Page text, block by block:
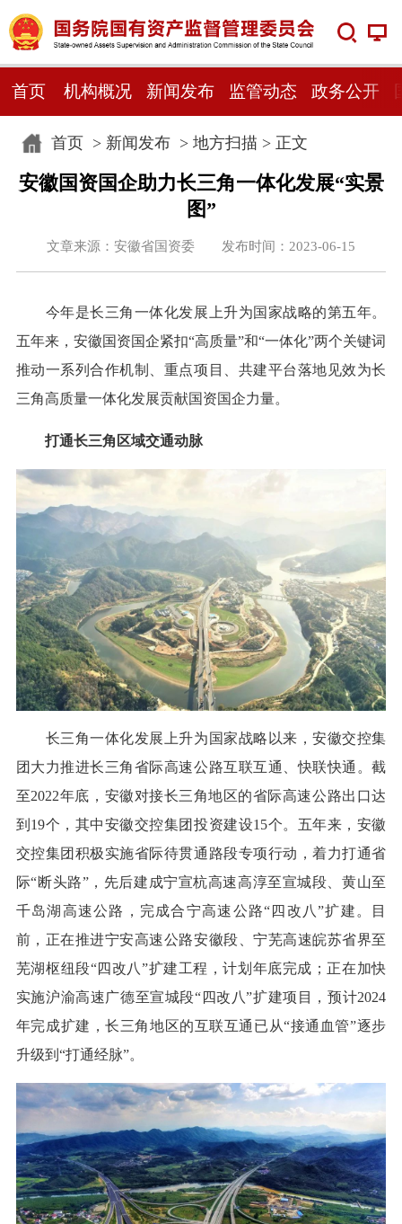
首页 机构概况 新闻发布 监管动态 政务公开
首页> 新闻发布> 地方扫描 > 正文
安徽国资国企助力长三角一体化发展“实景
图”
文章来源：安徽省国资委 发布时间：2023-06-15
今年是长三角一体化发展上升为国家战略的第五年。
五年来，安徽国资国企紧扣“高质量”和“一体化”两个关键词
推动一系列合作机制、重点项目、共建平台落地见效为长
三角高质量一体化发展贡献国资国企力量。
打通长三角区域交通动脉
长三角一体化发展上升为国家战略以来，安徽交控集
团大力推进长三角省际高速公路互联互通、快联快通。截
至2022年底，安徽对接长三角地区的省际高速公路出口达
到19个，其中安徽交控集团投资建设15个。五年来，安徽
交控集团积极实施省际待贯通路段专项行动，着力打通省
际“断头路”，先后建成宁宣杭高速高淳至宣城段、黄山至
千岛湖高速公路，完成合宁高速公路“四改八”扩建。目
前，正在推进宁安高速公路安徽段、宁芜高速皖苏省界至
芜湖枢纽段“四改八”扩建工程，计划年底完成；正在加快
实施沪渝高速广德至宣城段“四改八”扩建项目，预计2024
年完成扩建，长三角地区的互联互通已从“接通血管”逐步
升级到“打通经脉”。